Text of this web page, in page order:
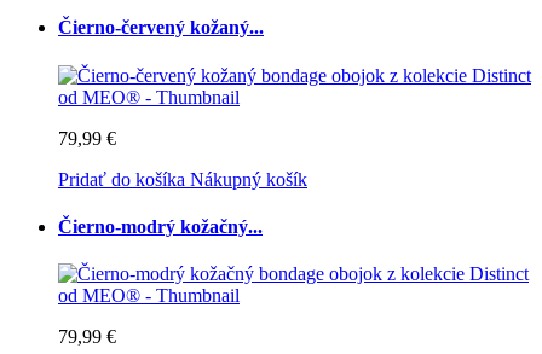
Čierno-červený kožaný...
79,99 €
Pridať do košíka Nákupný košík
Čierno-modrý kožačný...
79,99 €